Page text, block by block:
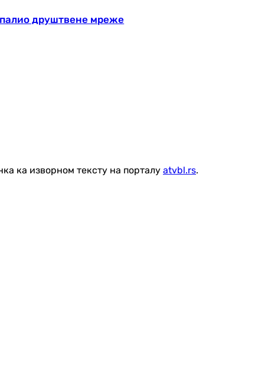
друштвене мреже
ка изворном тексту на порталу atvbl.rs.